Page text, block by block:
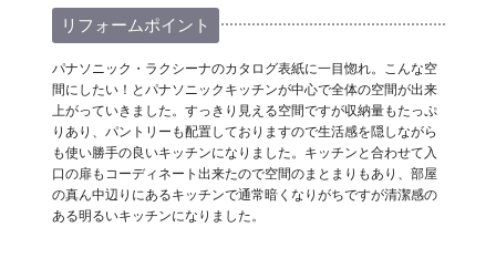
リフォームポイント
パナソニック・ラクシーナのカタログ表紙に一目惚れ。こんな空
間にしたい！とパナソニックキッチンが中心で全体の空間が出来
上がっていきました。すっきり見える空間ですが収納量もたっぷ
りあり、パントリーも配置しておりますので生活感を隠しながら
も使い勝手の良いキッチンになりました。キッチンと合わせて入
口の扉もコーディネート出来たので空間のまとまりもあり、部屋
の真ん中辺りにあるキッチンで通常暗くなりがちですが清潔感の
ある明るいキッチンになりました。